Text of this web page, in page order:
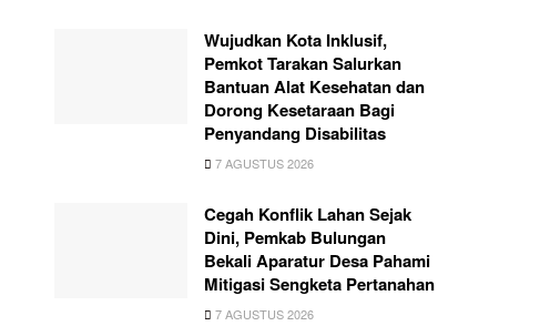
Wujudkan Kota Inklusif,
Pemkot Tarakan Salurkan
Bantuan Alat Kesehatan dan
Dorong Kesetaraan Bagi
Penyandang Disabilitas
7 AGUSTUS 2026
Cegah Konflik Lahan Sejak
Dini, Pemkab Bulungan
Bekali Aparatur Desa Pahami
Mitigasi Sengketa Pertanahan
7 AGUSTUS 2026